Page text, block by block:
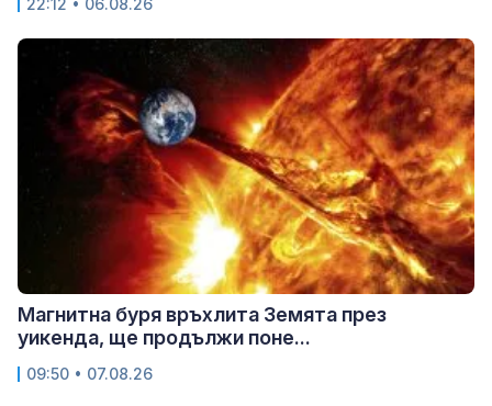
Магнитна буря връхлита Земята през
уикенда, ще продължи поне...
09:50 • 07.08.26